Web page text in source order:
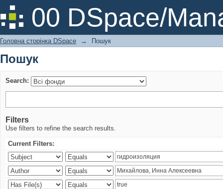
00 DSpace/
Пошук
Головна сторінка DSpace → Пошук
Пошук
Search:
Filters
Use filters to refine the search results.
Current Filters: